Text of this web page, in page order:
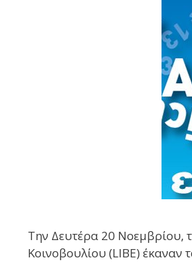
Την Δευτέρα 20 Νοεμβρίου,
Κοινοβουλίου (LIBE) έκαναν